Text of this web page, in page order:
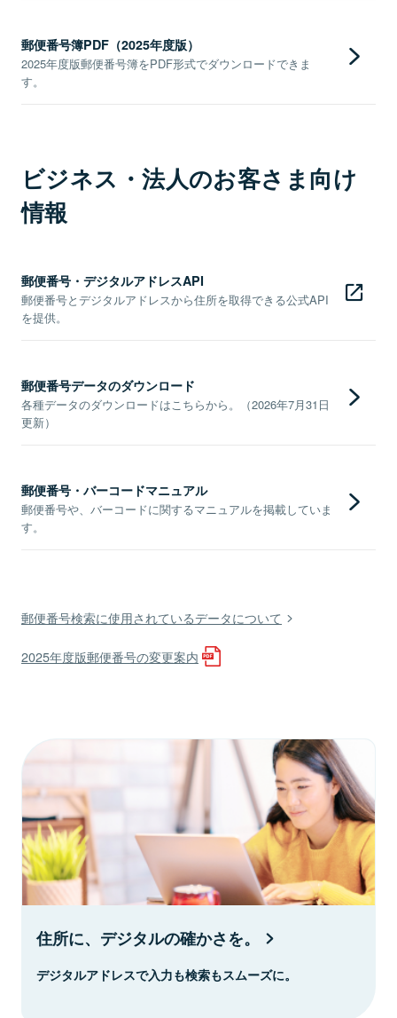
郵便番号簿PDF（2025年度版）
2025年度版郵便番号簿をPDF形式でダウンロードできま
す。
ビジネス・法人のお客さま向け
情報
郵便番号・デジタルアドレスAPI
郵便番号とデジタルアドレスから住所を取得できる公式API
を提供。
郵便番号データのダウンロード
各種データのダウンロードはこちらから。（2026年7月31日
更新）
郵便番号・バーコードマニュアル
郵便番号や、バーコードに関するマニュアルを掲載していま
す。
郵便番号検索に使用されているデータについて
2025年度版郵便番号の変更案内
住所に、デジタルの確かさを。
デジタルアドレスで入力も検索もスムーズに。